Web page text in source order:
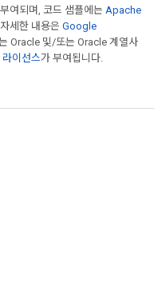
여되며, 코드 샘플에는 Apache
세한 내용은 Google
Oracle 및/또는 Oracle 계열사
이선스가 부여됩니다.